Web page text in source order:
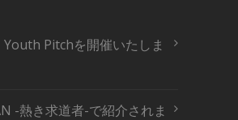
Pitchを開催いたしま
-熱き求道者-で紹介されま